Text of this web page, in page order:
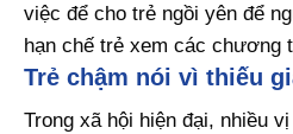
việc để cho trẻ ngồi yên để
hạn chế trẻ xem các chương
Trẻ chậm nói vì thiếu
Trong xã hội hiện đại, nhiều